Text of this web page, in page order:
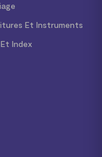
Et Instruments
Index